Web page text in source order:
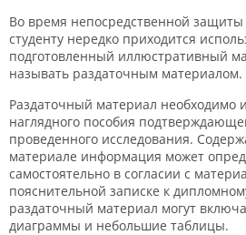
Во время непосредственной
студенту нередко приходится
подготовленный иллюстративный
называть раздаточным материалом.
Раздаточный материал необходимо
наглядного пособия
проведенного исследования.
материале информация может
самостоятельно в согласии с
пояснительной записке к
раздаточный материал могут
диаграммы и небольшие таблицы.